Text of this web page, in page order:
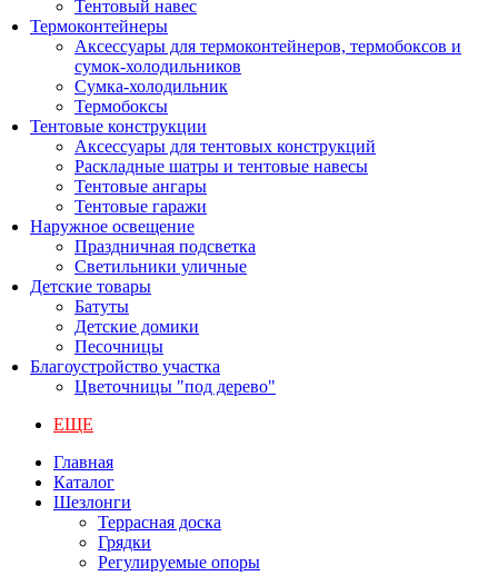
Тентовый навес
Термоконтейнеры
Аксессуары для термоконтейнеров, термобоксов и
сумок-холодильников
Сумка-холодильник
Термобоксы
Тентовые конструкции
Аксессуары для тентовых конструкций
Раскладные шатры и тентовые навесы
Тентовые ангары
Тентовые гаражи
Наружное освещение
Праздничная подсветка
Светильники уличные
Детские товары
Батуты
Детские домики
Песочницы
Благоустройство участка
Цветочницы "под дерево"
ЕЩЕ
Главная
Каталог
Шезлонги
Террасная доска
Грядки
Регулируемые опоры